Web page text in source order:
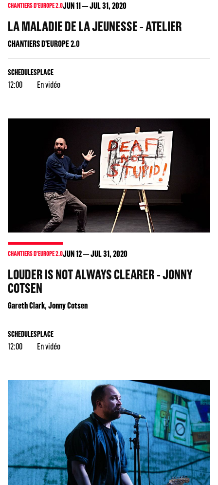
CHANTIERS D'EUROPE 2.0JUN11 JUL31, 2020
LA MALADIE DE LA JEUNESSE - ATELIER
CHANTIERS D'EUROPE 2.0
SCHEDULES
12:00
PLACE
En vidéo
CHANTIERS D'EUROPE 2.0JUN12 JUL31, 2020
LOUDER IS NOT ALWAYS CLEARER - JONNY
COTSEN
Gareth Clark, Jonny Cotsen
SCHEDULES
12:00
PLACE
En vidéo